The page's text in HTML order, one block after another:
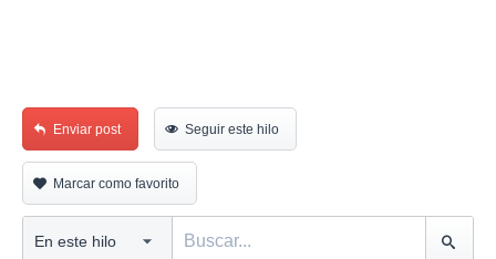
Enviar post Seguir este hilo
Marcar como favorito